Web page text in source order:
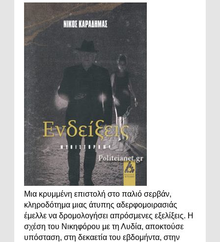
Μια κρυμμένη επιστολή στο παλιό σερβάν,
κληροδότημα μιας άτυπης αδερφομοιρασιάς
έμελλε να δρομολογήσει απρόσμενες εξελίξεις. Η
σχέση του Νικηφόρου με τη Λυδία, αποκτούσε
υπόσταση, στη δεκαετία του εβδομήντα, στην